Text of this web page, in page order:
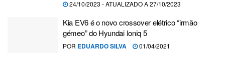
24/10/2023 - ATUALIZADO A 27/10/2023
Kia EV6 é o novo crossover elétrico “irmão
gémeo” do Hyundai Ioniq 5
POR EDUARDO SILVA 01/04/2021